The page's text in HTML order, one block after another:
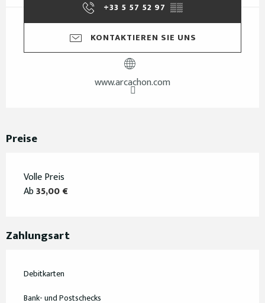
+33 5 57 52 97 ▒▒
KONTAKTIEREN SIE UNS
www.arcachon.com
Preise
Volle Preis
Ab35,00 €
Zahlungsart
Debitkarten
Bank- und Postschecks